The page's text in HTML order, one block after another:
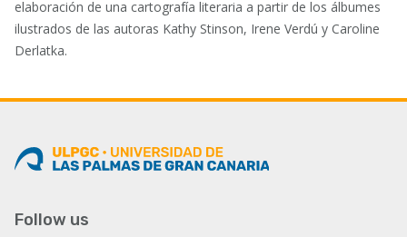
elaboración de una cartografía literaria a partir de los álbumes
ilustrados de las autoras Kathy Stinson, Irene Verdú y Caroline
Derlatka.
Follow us